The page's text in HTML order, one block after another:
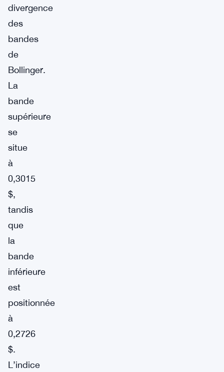
divergence
des
bandes
de
Bollinger.
La
bande
supérieure
se
situe
à
0,3015
$,
tandis
que
la
bande
inférieure
est
positionnée
à
0,2726
$.
L’indice